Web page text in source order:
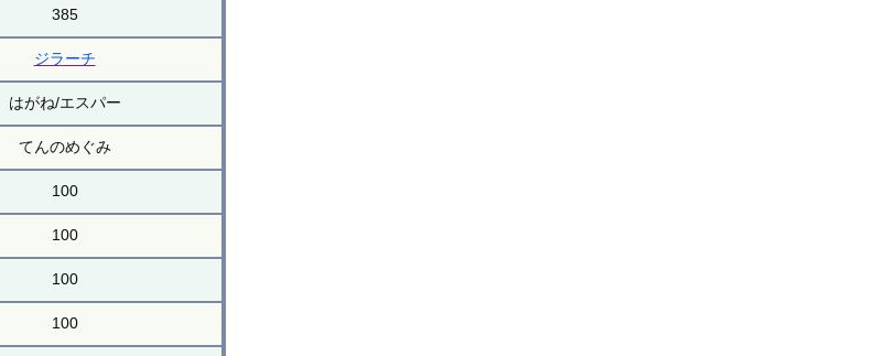
385
ジラーチ
はがね/エスパー
てんのめぐみ
100
100
100
100